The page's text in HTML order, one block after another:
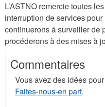
L’ASTNO remercie toutes
interruption de services
continuerons à surveiller de
procéderons à des mises à
Commentaires
Vous avez des idées
Faites-nous-en part.